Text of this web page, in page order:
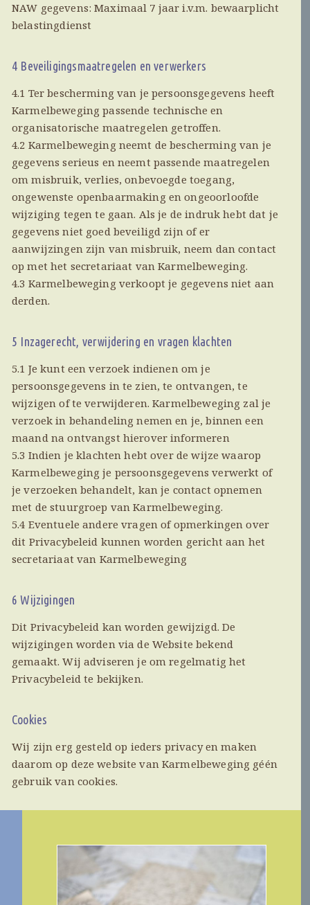
NAW gegevens: Maximaal 7 jaar i.v.m. bewaarplicht
belastingdienst
4 Beveiligingsmaatregelen en verwerkers
4.1 Ter bescherming van je persoonsgegevens heeft
Karmelbeweging passende technische en
organisatorische maatregelen getroffen.
4.2 Karmelbeweging neemt de bescherming van je
gegevens serieus en neemt passende maatregelen
om misbruik, verlies, onbevoegde toegang,
ongewenste openbaarmaking en ongeoorloofde
wijziging tegen te gaan. Als je de indruk hebt dat je
gegevens niet goed beveiligd zijn of er
aanwijzingen zijn van misbruik, neem dan contact
op met het secretariaat van Karmelbeweging.
4.3 Karmelbeweging verkoopt je gegevens niet aan
derden.
5 Inzagerecht, verwijdering en vragen klachten
5.1 Je kunt een verzoek indienen om je
persoonsgegevens in te zien, te ontvangen, te
wijzigen of te verwijderen. Karmelbeweging zal je
verzoek in behandeling nemen en je, binnen een
maand na ontvangst hierover informeren
5.3 Indien je klachten hebt over de wijze waarop
Karmelbeweging je persoonsgegevens verwerkt of
je verzoeken behandelt, kan je contact opnemen
met de stuurgroep van Karmelbeweging.
5.4 Eventuele andere vragen of opmerkingen over
dit Privacybeleid kunnen worden gericht aan het
secretariaat van Karmelbeweging
6 Wijzigingen
Dit Privacybeleid kan worden gewijzigd. De
wijzigingen worden via de Website bekend
gemaakt. Wij adviseren je om regelmatig het
Privacybeleid te bekijken.
Cookies
Wij zijn erg gesteld op ieders privacy en maken
daarom op deze website van Karmelbeweging géén
gebruik van cookies.